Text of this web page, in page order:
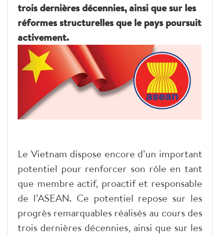
trois dernières décennies, ainsi que sur les
réformes structurelles que le pays poursuit
activement.
Le Vietnam dispose encore d’un important
potentiel pour renforcer son rôle en tant
que membre actif, proactif et responsable
de l’ASEAN. Ce potentiel repose sur les
progrès remarquables réalisés au cours des
trois dernières décennies, ainsi que sur les